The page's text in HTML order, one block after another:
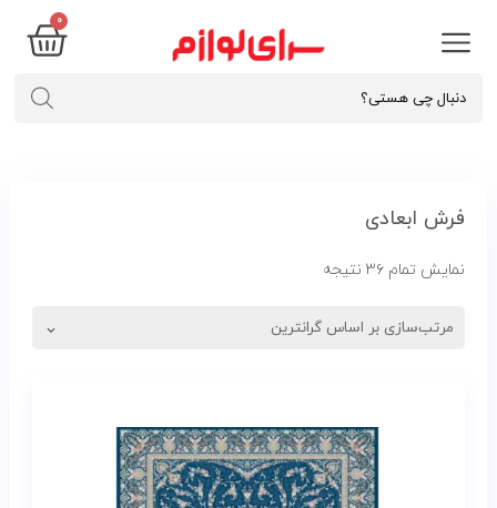
0
فرش ابعادی
نمایش تمام ۳۶ نتیجه